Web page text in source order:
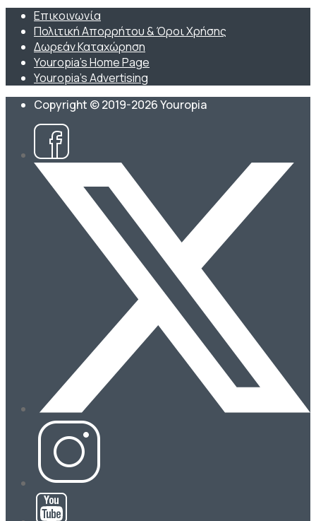
Επικοινωνία
Πολιτική Απορρήτου & Όροι Χρήσης
Δωρεάν Καταχώρηση
Youropia’s Home Page
Youropia’s Advertising
Copyright © 2019-2026 Youropia